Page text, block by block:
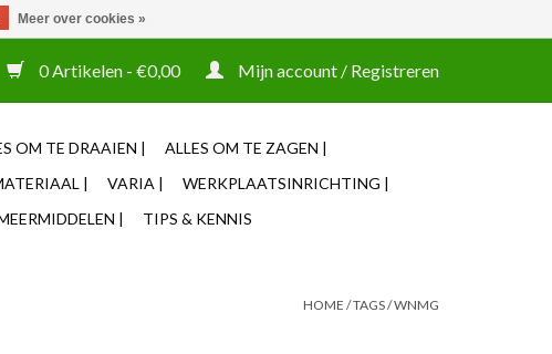
0 Artikelen - €0,00 Mijn account / Registreren
OM TE DRAAIEN |
ALLES OM TE ZAGEN |
| VARIA |
WERKPLAATSINRICHTING |
| TIPS & KENNIS
HOME /TAGS/WNMG
Meer over cookies »
Naast tooling ook machines Zakelijke login mogelijk